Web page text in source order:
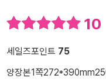
10
세일즈포인트 75
양장본1쪽272*390mm